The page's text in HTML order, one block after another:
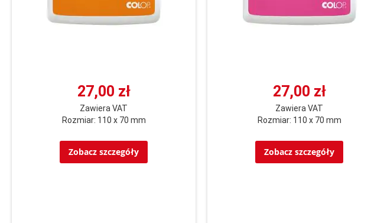
27,00 zł
Zawiera VAT
Rozmiar: 110 x 70 mm
Zobacz szczegóły
27,00 zł
Zawiera VAT
Rozmiar: 110 x 70 mm
Zobacz szczegóły